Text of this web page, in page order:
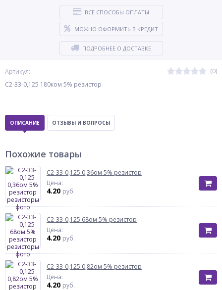
Артикул: -
(0)
С2-33-0,125 180ком 5% резистор
ВСЕ СПОСОБЫ ОПЛАТЫ
МОЖНО ОФОРМИТЬ В КРЕДИТ
ПОДРОБНЕЕ О ДОСТАВКЕ
ОПИСАНИЕ ОТЗЫВЫ И ВОПРОСЫ
Похожие товары
С2-33-0,125 0,36ом 5% резистор
Цена:
4.20 руб.
С2-33-0,125 68ом 5% резистор
Цена:
4.20 руб.
С2-33-0,125 0,82ом 5% резистор
Цена:
4.20 руб.